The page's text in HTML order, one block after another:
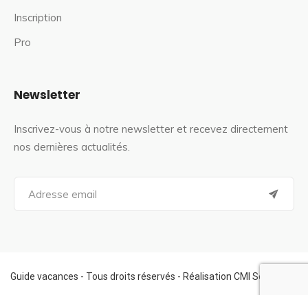
Inscription
Pro
Newsletter
Inscrivez-vous à notre newsletter et recevez directement
nos dernières actualités.
a
f
o
Guide vacances - Tous droits réservés - Réalisation CMI Services